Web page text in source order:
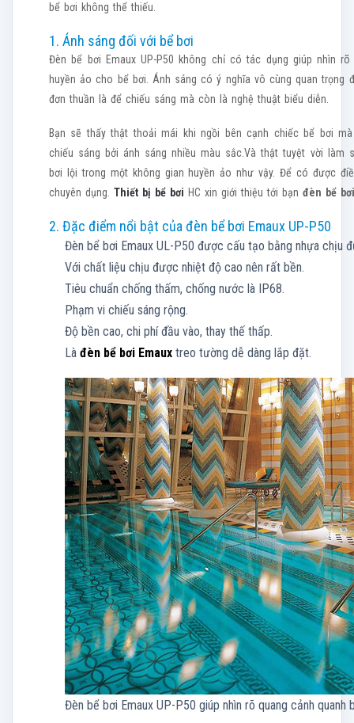
bể bơi không thể thiếu.
1. Ánh sáng đối với bể bơi
Đèn bể bơi Emaux UP-P50 không chỉ có tác dụng giúp nhìn
huyền ảo cho bể bơi. Ánh sáng có ý nghĩa vô cùng quan trọng
đơn thuần là để chiếu sáng mà còn là nghệ thuật biểu diễn.
Bạn sẽ thấy thật thoải mái khi ngồi bên cạnh chiếc bể bơi
chiếu sáng bởi ánh sáng nhiều màu sắc.Và thật tuyệt vời
bơi lội trong một không gian huyền ảo như vậy. Để có được
chuyên dụng. Thiết bị bể bơi HC xin giới thiệu tới bạn đèn bể
2. Đặc điểm nổi bật của đèn bể bơi Emaux UP-P50
Đèn bể bơi Emaux UL-P50 được cấu tạo bằng nhựa chịu
Với chất liệu chịu được nhiệt độ cao nên rất bền.
Tiêu chuẩn chống thấm, chống nước là IP68.
Phạm vi chiếu sáng rộng.
Độ bền cao, chi phí đầu vào, thay thế thấp.
Là đèn bể bơi Emaux treo tường dễ dàng lắp đặt.
Đèn bể bơi Emaux UP-P50 giúp nhìn rõ quang cảnh quanh